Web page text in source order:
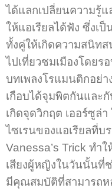
ได้แลกเปลี่ยนความรู้
ให้แอเรียลได้ฟัง ซึ่งเ
ทั้งคู่ให้เกิดความสนิท
ไปเที่ยวชมเมืองโดย
บทเพลงโรแมนติกอย่
เกือบได้จุมพิตกันและ
เกิดจุดวิกฤต เออร์ซูล่
ไซเรนของแอเรียลที่บ
Vanessa’s Trick ทำ
เสียงผู้หญิงในวันนั้นที่ช่
มีคุณสมบัติที่สามารถห